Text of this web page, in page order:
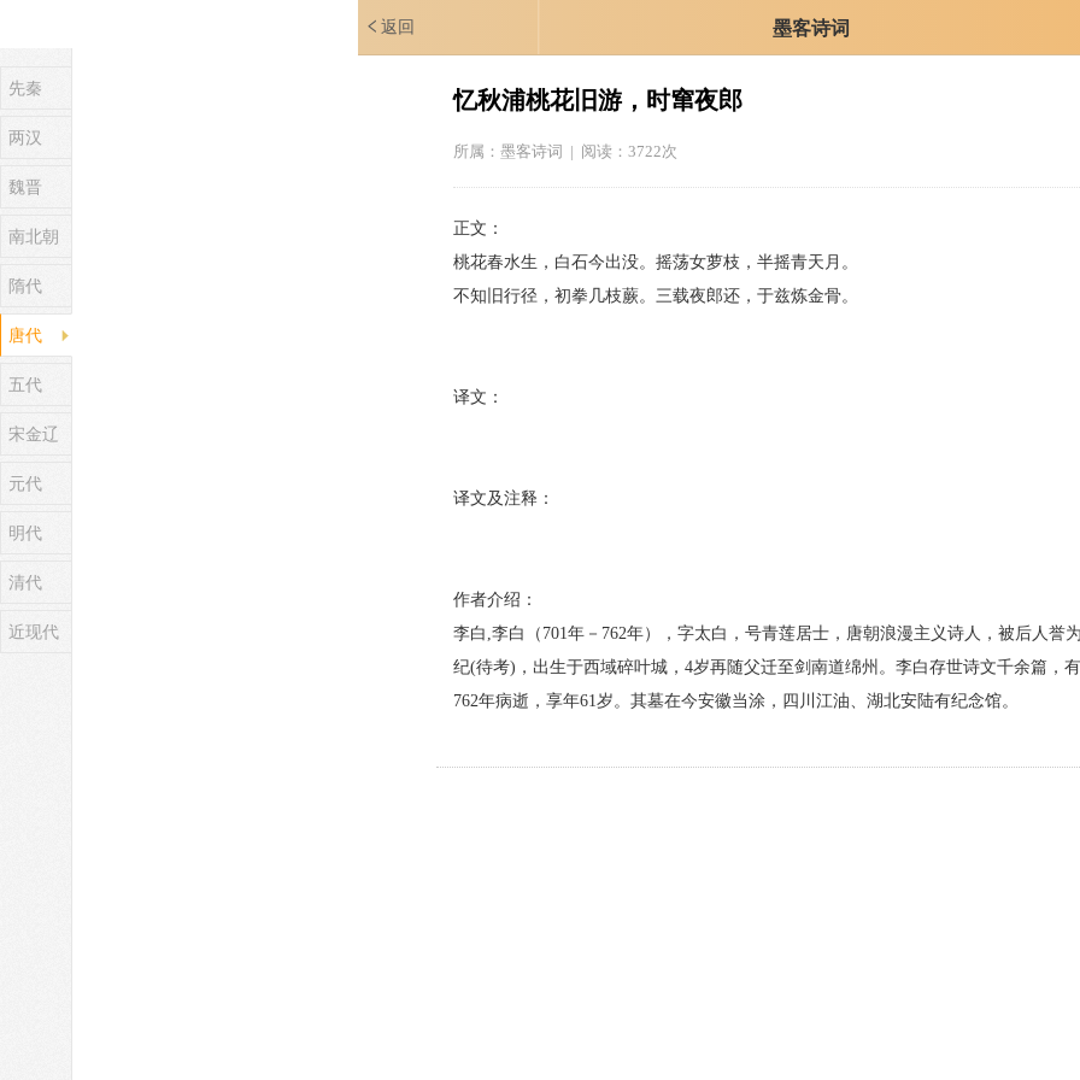
返回 墨客诗词
先秦
两汉
魏晋
南北朝
隋代
唐代
五代
宋金辽
元代
明代
清代
近现代
忆秋浦桃花旧游，时窜夜郎
所属： 墨客诗词 | 阅读：3722次
正文：
桃花春水生，白石今出没。摇荡女萝枝，半摇青天月。
不知旧行径，初拳几枝蕨。三载夜郎还，于兹炼金骨。
译文：
译文及注释：
作者介绍：
李白,李白（701年－762年），字太白，号青莲居士，唐朝浪漫主义诗人，被后人誉
纪(待考)，出生于西域碎叶城，4岁再随父迁至剑南道绵州。李白存世诗文千余篇，
762年病逝，享年61岁。其墓在今安徽当涂，四川江油、湖北安陆有纪念馆。